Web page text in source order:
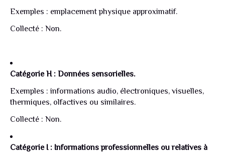
Exemples : emplacement physique approximatif.
Collecté : Non.
Catégorie H : Données sensorielles.
Exemples : informations audio, électroniques, visuelles,
thermiques, olfactives ou similaires.
Collecté : Non.
Catégorie I : Informations professionnelles ou relatives à